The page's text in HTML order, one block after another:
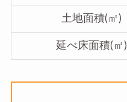
土地面積(㎡)
延べ床面積(㎡)